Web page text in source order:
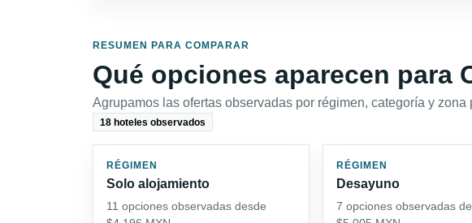
RESUMEN PARA COMPARAR
Qué opciones aparecen para
Agrupamos las ofertas observadas por régimen, categoría y
18 hoteles observados
RÉGIMEN
Solo alojamiento
11 opciones observadas desde
RÉGIMEN
Desayuno
7 opciones observadas